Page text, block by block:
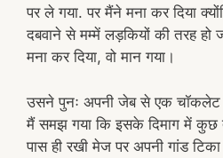
पर ले गया. पर मैंने मना कर दिया
दबवाने से मम्में लड़कियों की तरह
मना कर दिया, वो मान गया।
उसने पुनः अपनी जेब से एक चॉकलेट
मैं समझ गया कि इसके दिमाग में कुछ
पास ही रखी मेज पर अपनी गांड